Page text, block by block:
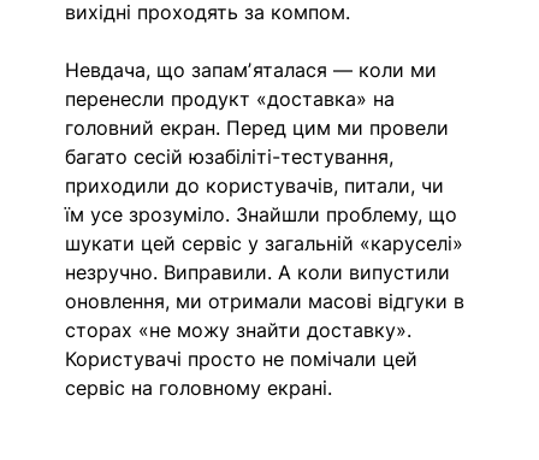
вихідні проходять за компом.
Невдача, що запамʼяталася — коли ми
перенесли продукт «доставка» на
головний екран. Перед цим ми провели
багато сесій юзабіліті-тестування,
приходили до користувачів, питали, чи
їм усе зрозуміло. Знайшли проблему, що
шукати цей сервіс у загальній «каруселі»
незручно. Виправили. А коли випустили
оновлення, ми отримали масові відгуки в
сторах «не можу знайти доставку».
Користувачі просто не помічали цей
сервіс на головному екрані.